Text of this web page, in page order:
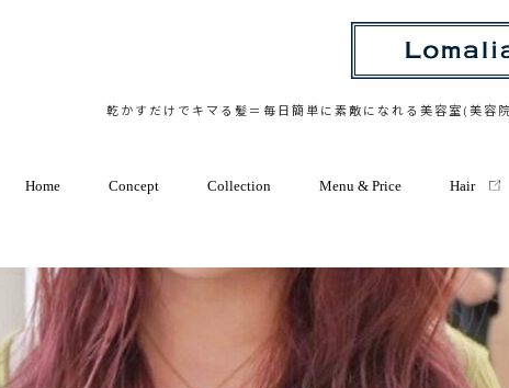
乾かすだけでキマる髪＝毎日簡単に素敵になれる美容室(美
Home Concept Collection Menu & Price Hair